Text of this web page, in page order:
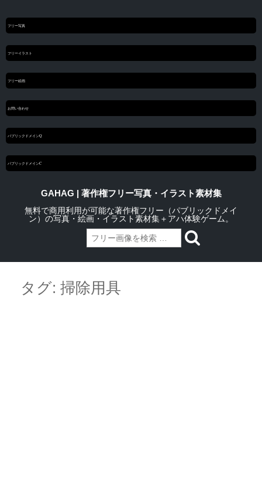
フリー写真
フリーイラスト
フリー絵画
お問い合わせ
パブリックドメインQ
パブリックドメインC
GAHAG | 著作権フリー写真・イラスト素材集
無料で商用利用が可能な著作権フリー（パブリックドメイ
ン）の写真・絵画・イラスト素材集＋アハ体験ゲーム。
contentタグ: 掃除用具